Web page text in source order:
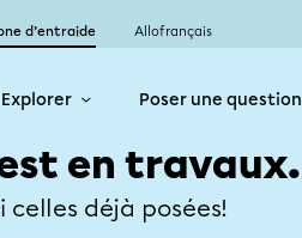
d’entraide Allofrançais
Explorer Poser une question
en travaux.
déjà posées!